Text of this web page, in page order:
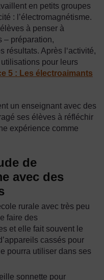
en petits groupes
: l’électromagnétisme.
à penser à
– préparation,
résultats. Après l‘activité,
pour leurs
5 : Les électroaimants
un enseignant avec des
ses élèves à réfléchir
expérience comme
de
avec des
rurale avec très peu
faire des
et elle fait souvent le
cassés pour
pourra utiliser dans ses
sonnette pour